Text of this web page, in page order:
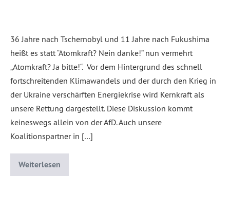
36 Jahre nach Tschernobyl und 11 Jahre nach Fukushima
heißt es statt “Atomkraft? Nein danke!” nun vermehrt
„Atomkraft? Ja bitte!“. Vor dem Hintergrund des schnell
fortschreitenden Klimawandels und der durch den Krieg in
der Ukraine verschärften Energiekrise wird Kernkraft als
unsere Rettung dargestellt. Diese Diskussion kommt
keineswegs allein von der AfD. Auch unsere
Koalitionspartner in […]
Weiterlesen